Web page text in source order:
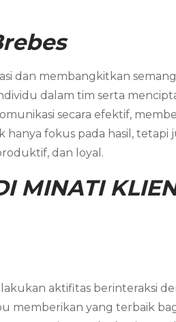
dan membangkitkan
dalam tim serta
secara efektif,
fokus pada hasil, tetapi
dan loyal.
MINATI
aktifitas berinteraksi
memberikan yang terbaik